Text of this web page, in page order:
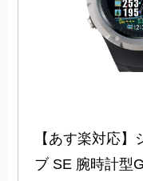
【あす楽対応
ブ SE 腕時計型